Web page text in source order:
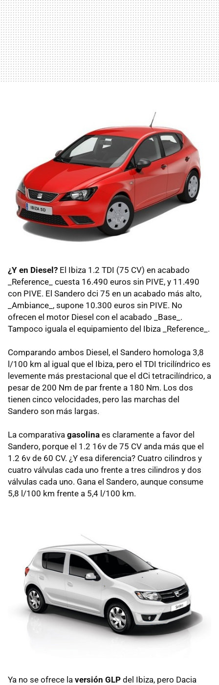
¿Y en Diesel? El Ibiza 1.2 TDI (75 CV) en acabado
_Reference_ cuesta 16.490 euros sin PIVE, y 11.490
con PIVE. El Sandero dci 75 en un acabado más alto,
_Ambiance_, supone 10.300 euros sin PIVE. No
ofrecen el motor Diesel con el acabado _Base_.
Tampoco iguala el equipamiento del Ibiza _Reference_.
Comparando ambos Diesel, el Sandero homologa 3,8
l/100 km al igual que el Ibiza, pero el TDI tricilíndrico es
levemente más prestacional que el dCi tetracilíndrico, a
pesar de 200 Nm de par frente a 180 Nm. Los dos
tienen cinco velocidades, pero las marchas del
Sandero son más largas.
La comparativa gasolina es claramente a favor del
Sandero, porque el 1.2 16v de 75 CV anda más que el
1.2 6v de 60 CV. ¿Y esa diferencia? Cuatro cilindros y
cuatro válvulas cada uno frente a tres cilindros y dos
válvulas cada uno. Gana el Sandero, aunque consume
5,8 l/100 km frente a 5,4 l/100 km.
Ya no se ofrece la versión GLP del Ibiza, pero Dacia